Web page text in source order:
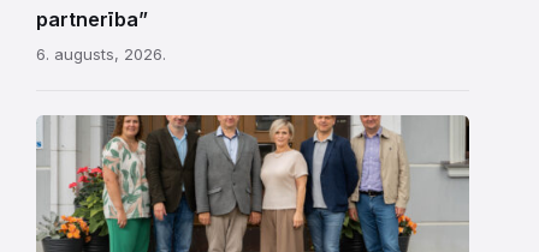
partnerība”
6. augusts, 2026.